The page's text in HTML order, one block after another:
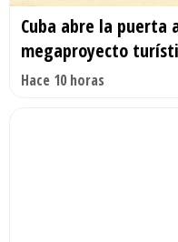
Cuba abre la puerta
megaproyecto
Hace 10 horas